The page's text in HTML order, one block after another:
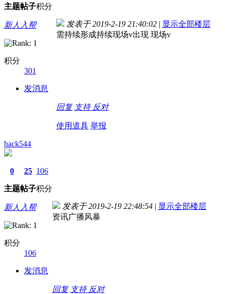
主题帖子积分
新人入帮
积分
301
发消息
发表于 2019-2-19 21:40:02 | 显示全部楼层
需持续形成持续现场v出现 现场v
回复 支持 反对
使用道具 举报
hack544
0
主题
25
帖子
106
积分
新人入帮
积分
106
发消息
发表于 2019-2-19 22:48:54 | 显示全部楼层
资讯广播风暴
回复 支持 反对